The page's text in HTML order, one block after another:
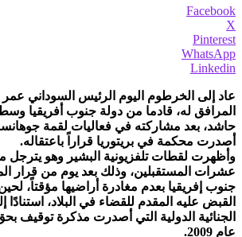
Facebook
X
Pinterest
WhatsApp
Linkedin
عاد إلى الخرطوم اليوم الرئيس السوداني عمر
المرافق له، قادما من دولة جنوب أفريقيا
حاشد، بعد مشاركته في فعاليات لقمة
أصدرت محكمة في بريتوريا قراراً باعتقاله.
وأظهرت لقطات تلفزيونية البشير وهو يترجل
عشرات المستقبلين، وذلك بعد يوم من قرار
جنوب إفريقيا بعدم مغادرة أراضيها مؤقتاً،
القبض عليه المقدم للقضاء في البلاد،
الجنائية الدولية التي أصدرت مذكرة توقيف
عام 2009.